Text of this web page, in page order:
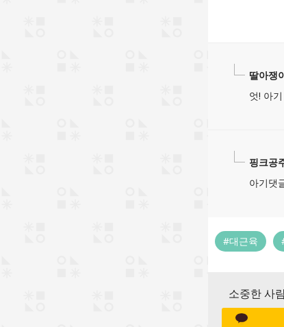
딸아쟁
엇! 아
핑크공
아기댓
#대근육
소중한 사